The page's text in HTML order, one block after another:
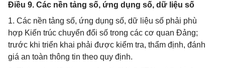
Điều 9. Các nền tảng số, ứng dụng số, dữ liệu số
1. Các nền tảng số, ứng dụng số, dữ liệu số phải phù
hợp Kiến trúc chuyển đổi số trong các cơ quan Đảng;
trước khi triển khai phải được kiểm tra, thẩm định, đánh
giá an toàn thông tin theo quy định.